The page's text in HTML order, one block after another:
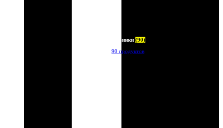
Новинки (90)
90 продуктов